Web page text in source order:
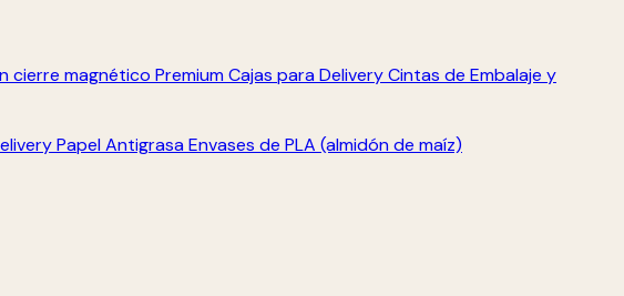
cierre magnético Premium Cajas para DeliveryCintas de Embalaje y
Papel Antigrasa Envases de PLA (almidón de maíz)